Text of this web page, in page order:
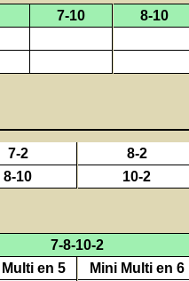
7-10
8-10
7-2
8-2
8-10 10-2
7-8-10-2
en 5
Mini Multi en 6